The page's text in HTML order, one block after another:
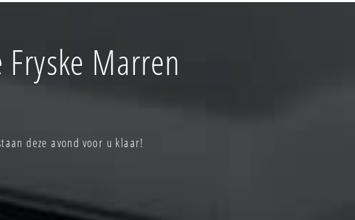
Marren
deze avond voor u klaar!